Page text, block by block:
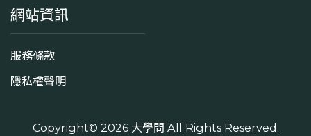
網站資訊
服務條款
隱私權聲明
Copyright© 2026 大學問 All Rights Reserved.